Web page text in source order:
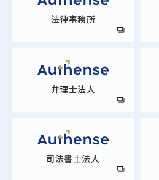
法律事務所
弁理士法人
司法書士法人